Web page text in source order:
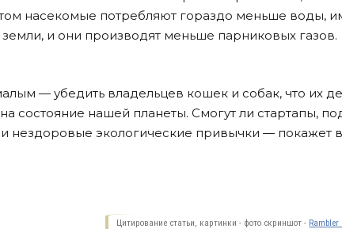
насекомые потребляют гораздо меньше воды,
и они производят меньше парниковых газов.
— убедить владельцев кошек и собак, что их
состояние нашей планеты. Смогут ли стартапы,
нездоровые экологические привычки — покажет
Цитирование статьи, картинки - фото скриншот - Rambler